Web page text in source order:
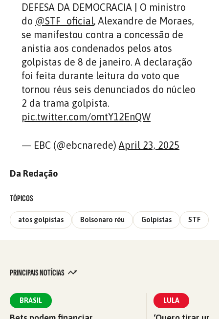
DEFESA DA DEMOCRACIA | O ministro
do @STF_oficial, Alexandre de Moraes,
se manifestou contra a concessão de
anistia aos condenados pelos atos
golpistas de 8 de janeiro. A declaração
foi feita durante leitura do voto que
tornou réus seis denunciados do núcleo
2 da trama golpista.
pic.twitter.com/omtY12EnQW
— EBC (@ebcnarede) April 23, 2025
Da Redação
TÓPICOS
atos golpistas Bolsonaro réu Golpistas STF
PRINCIPAIS NOTÍCIAS
BRASIL LULA